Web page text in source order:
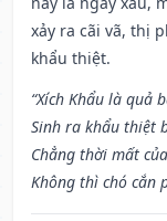
xảy ra cãi vã, thị
khẩu thiệt.
“Xích Khẩu là quả
Sinh ra khẩu thiệt
Chẳng thời mất
Không thì chó cắn